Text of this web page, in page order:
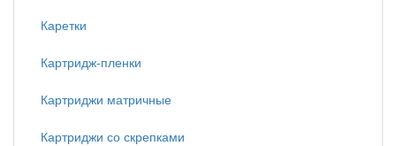
Каретки
Картридж-пленки
Картриджи матричные
Картриджи со скрепками